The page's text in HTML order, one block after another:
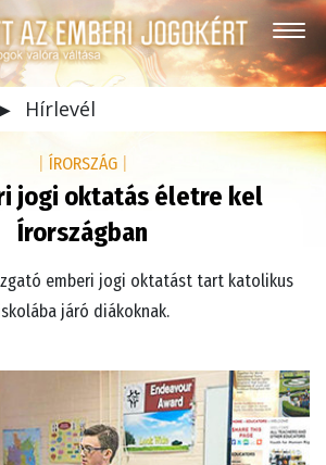
Hírlevél
ÍRORSZÁG
jogi oktatás életre kel
Írországban
emberi jogi oktatást tart katolikus
járó diákoknak.